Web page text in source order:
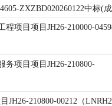
ZXZBD020260122中标(
项目项目JH26-210000-
项目项目JH26-210800-
210800-00212（